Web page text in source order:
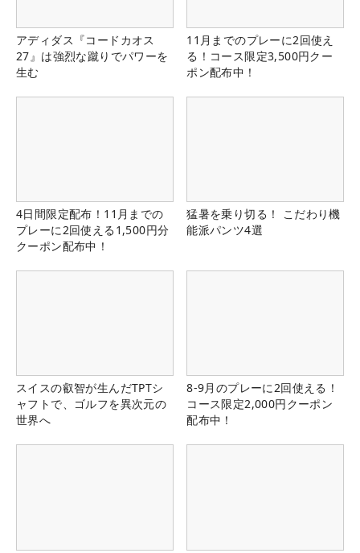
アディダス『コードカオス
27』は強烈な蹴りでパワーを
生む
11月までのプレーに2回使え
る！コース限定3,500円クー
ポン配布中！
4日間限定配布！11月までの
プレーに2回使える1,500円分
クーポン配布中！
猛暑を乗り切る！ こだわり機
能派パンツ4選
スイスの叡智が生んだTPTシ
ャフトで、ゴルフを異次元の
世界へ
8-9月のプレーに2回使える！
コース限定2,000円クーポン
配布中！